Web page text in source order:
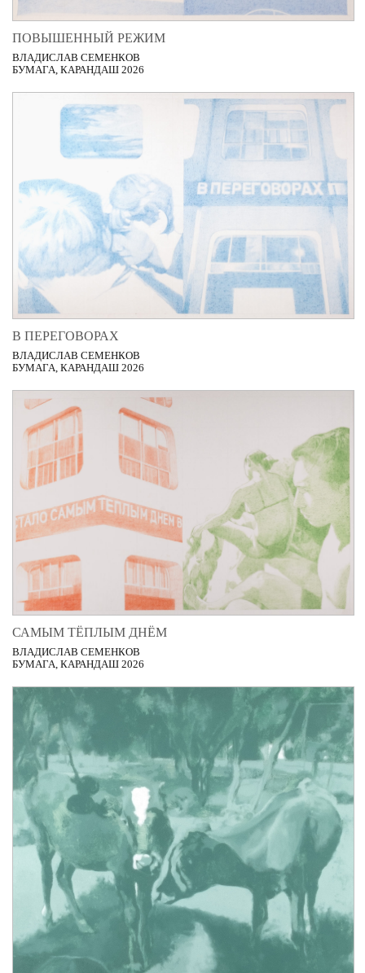
ПОВЫШЕННЫЙ РЕЖИМ
ВЛАДИСЛАВ СЕМЕНКОВ
БУМАГА, КАРАНДАШ 2026
В ПЕРЕГОВОРАХ
ВЛАДИСЛАВ СЕМЕНКОВ
БУМАГА, КАРАНДАШ 2026
САМЫМ ТЁПЛЫМ ДНЁМ
ВЛАДИСЛАВ СЕМЕНКОВ
БУМАГА, КАРАНДАШ 2026